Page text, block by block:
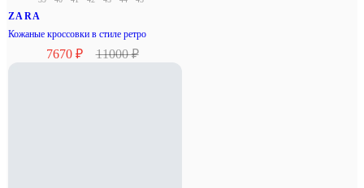
ZARA
Кожаные кроссовки в стиле ретро
7670 ₽ 11000 ₽